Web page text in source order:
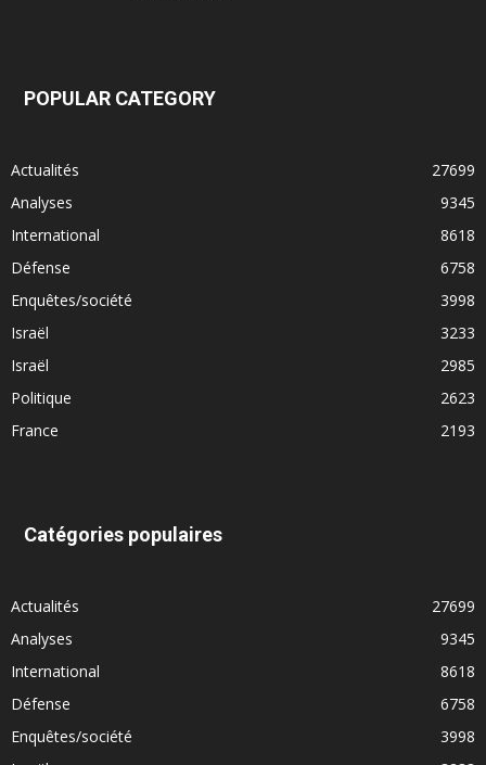
POPULAR CATEGORY
Actualités
27699
Analyses
9345
International
8618
Défense
6758
Enquêtes/société
3998
Israël
3233
Israël
2985
Politique
2623
France
2193
Catégories populaires
Actualités
27699
Analyses
9345
International
8618
Défense
6758
Enquêtes/société
3998